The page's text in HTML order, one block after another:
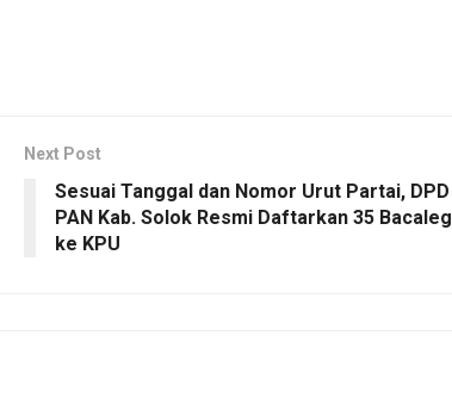
Next Post
Sesuai Tanggal dan Nomor Urut Partai, DPD
PAN Kab. Solok Resmi Daftarkan 35 Bacaleg
ke KPU